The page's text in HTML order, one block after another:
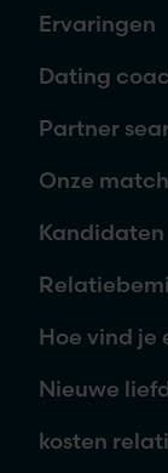
Ervaringen
Dating
Partner
Onze
Kandidaten
Hoe vind je
Nieuwe
kosten